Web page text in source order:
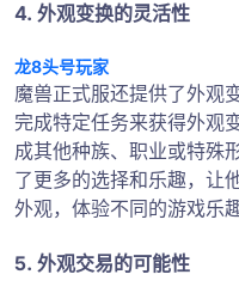
4. 外观变换的灵活性
龙8头号玩家
魔兽正式服还提供了外观
完成特定任务来获得外观
成其他种族、职业或特殊
了更多的选择和乐趣，让
外观，体验不同的游戏乐趣
5. 外观交易的可能性